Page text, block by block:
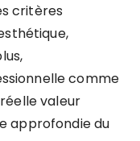
critères
comme
valeur
approfondie du